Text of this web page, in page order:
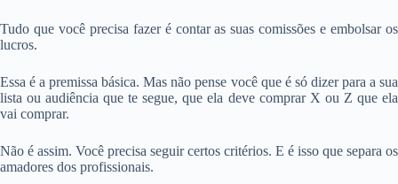
Tudo que você precisa fazer é contar as suas comissões e embolsar os
lucros.
Essa é a premissa básica. Mas não pense você que é só dizer para a sua
lista ou audiência que te segue, que ela deve comprar X ou Z que ela
vai comprar.
Não é assim. Você precisa seguir certos critérios. E é isso que separa os
amadores dos profissionais.